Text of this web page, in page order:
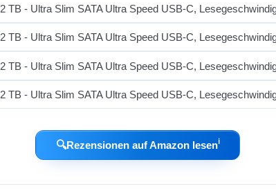
🔍Rezensionen auf Amazon lesenℹ︎